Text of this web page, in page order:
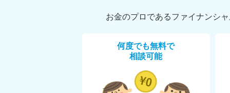
お金のプロであるファイナンシ
何度でも無料で
相談可能